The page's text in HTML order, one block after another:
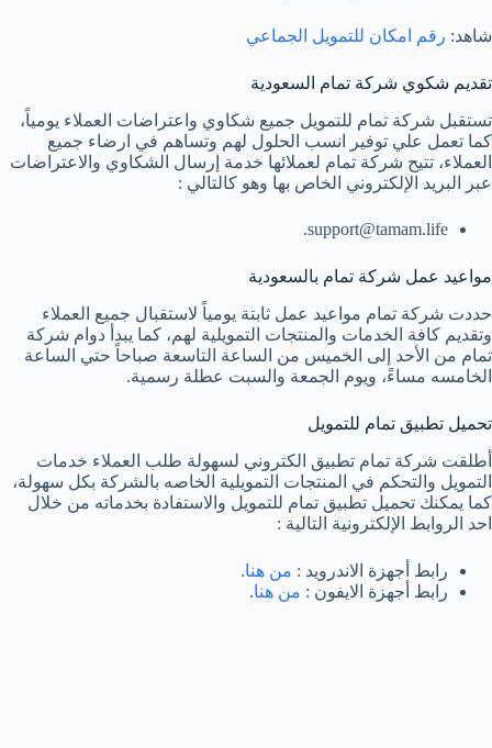
شاهد: رقم امكان للتمويل الجماعي
تقديم شكوي شركة تمام السعودية
تستقبل شركة تمام للتمويل جميع شكاوي واعتراضات العملاء يومياً،
كما تعمل علي توفير انسب الحلول لهم وتساهم في ارضاء جميع
العملاء، تتيح شركة تمام لعملائها خدمة إرسال الشكاوي والاعتراضات
عبر البريد الإلكتروني الخاص بها وهو كالتالي :
support@tamam.life.
مواعيد عمل شركة تمام بالسعودية
حددت شركة تمام مواعيد عمل ثابتة يومياً لاستقبال جميع العملاء
وتقديم كافة الخدمات والمنتجات التمويلية لهم، كما يبدأ دوام شركة
تمام من الأحد إلى الخميس من الساعة التاسعة صباحاً حتي الساعة
الخامسه مساءً، ويوم الجمعة والسبت عطلة رسمية.
تحميل تطبيق تمام للتمويل
أطلقت شركة تمام تطبيق الكتروني لسهولة طلب العملاء خدمات
التمويل والتحكم في المنتجات التمويلية الخاصه بالشركة بكل سهولة،
كما يمكنك تحميل تطبيق تمام للتمويل والاستفادة بخدماته من خلال
احد الروابط الإلكترونية التالية :
رابط أجهزة الاندرويد : من هنا.
رابط أجهزة الايفون : من هنا.